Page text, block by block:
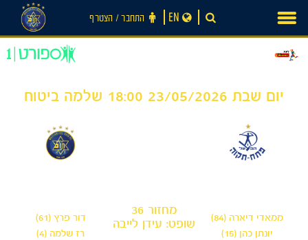
content
התחבר ‪/‬ הצטרף EN
יום שבת 23/05/2026 18:00 שלמה ביטוח
דור פרץ (61)
רז שלמה (4)
ממאדי דיארה (84)
יונתן כהן (15)
מחזור 36
שופט: עידן לייבה